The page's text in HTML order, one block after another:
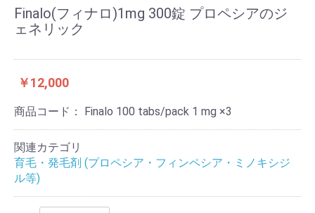
Finalo(フィナロ)1mg 300錠 プロペシアのジ
ェネリック
￥12,000
商品コード： Finalo 100 tabs/pack 1 mg ×3
関連カテゴリ
育毛・発毛剤 (プロペシア・フィンペシア・ミノキシジ
ル等)